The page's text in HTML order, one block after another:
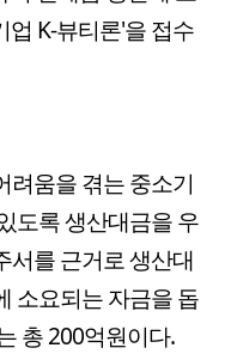
K-뷰티론'을 접수
려움을 겪는 중소기
도록 생산대금을 우
서를 근거로 생산대
소요되는 자금을 돕
총 200억원이다.